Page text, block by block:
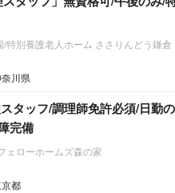
特別養護老人ホーム ささりんどう鎌倉
川県
スタッフ/調理師免許必須/日勤
完備
ェローホームズ森の家
都